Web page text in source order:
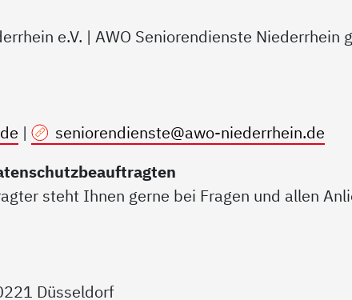
e.V. | AWO Seniorendienste Niederrhein
|
seniorendienste@awo-niederrhein.de
steht Ihnen gerne bei Fragen und allen
Düsseldorf